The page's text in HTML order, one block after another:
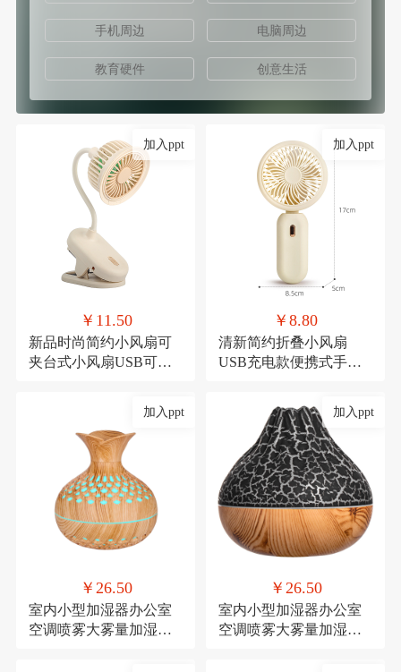
手机周边 电脑周边
教育硬件 创意生活
加入ppt
￥11.50
新品时尚简约小风扇可
夹台式小风扇USB可充
加入ppt
￥8.80
清新简约折叠小风扇
USB充电款便携式手持
加入ppt
￥26.50
室内小型加湿器办公室
空调喷雾大雾量加湿器
加入ppt
￥26.50
室内小型加湿器办公室
空调喷雾大雾量加湿器